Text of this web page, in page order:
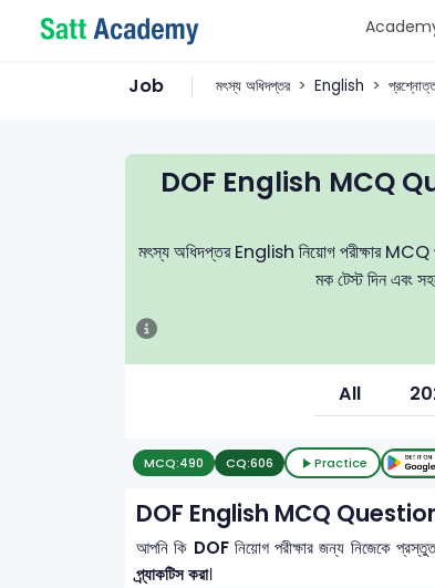
Job মৎস্য অধিদপ্তর English
DOF English MCQ
মৎস্য অধিদপ্তর English নিয়োগ পরীক্ষার MCQ
মক টেস্ট দিন এবং
All
MCQ:490 CQ:606 Practice
DOF English MCQ
আপনি কি DOFনিয়োগ পরীক্ষার জন্য নিজেকে
প্র্যাকটিস করা।